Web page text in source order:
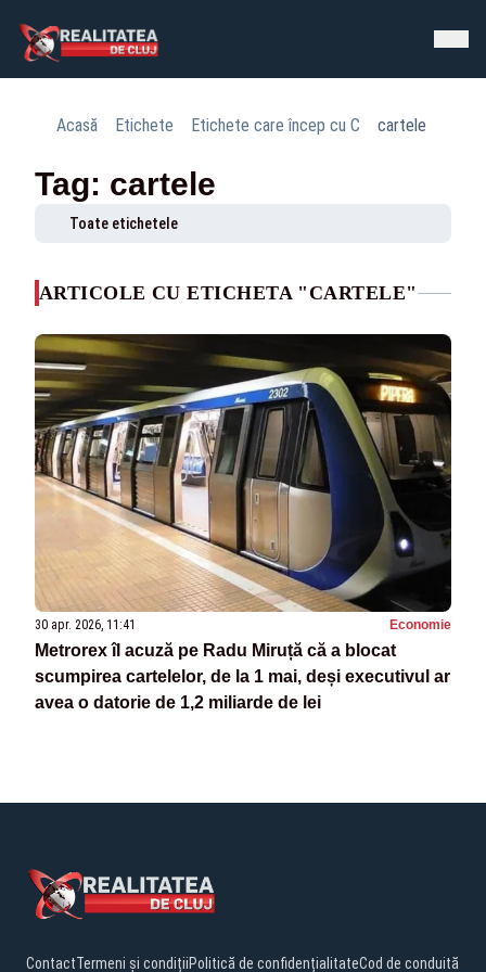
Acasă Etichete Etichete care încep cu C cartele
Tag: cartele
Toate etichetele
ARTICOLE CU ETICHETA "CARTELE"
30 apr. 2026, 11:41 Economie
Metrorex îl acuză pe Radu Miruță că a blocat
scumpirea cartelelor, de la 1 mai, deși executivul ar
avea o datorie de 1,2 miliarde de lei
ContactTermeni și condițiiPolitică de confidențialitateCod de conduită